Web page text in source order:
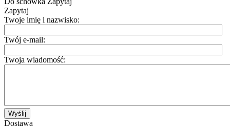
Zapytaj
Twoje imię i nazwisko:
Twój e-mail:
Twoja wiadomość:
Wyślij
Dostawa